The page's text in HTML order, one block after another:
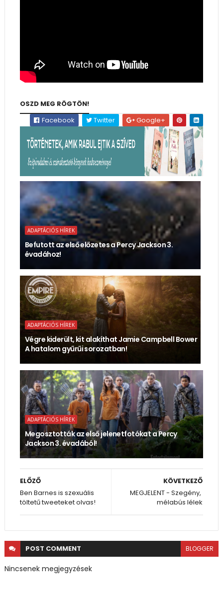
OSZD MEG RÖGTÖN!
Facebook
Twitter Google+
ADAPTÁCIÓS HÍREK
Befutott az első előzetes a Percy Jackson 3.
évadához!
ADAPTÁCIÓS HÍREK
Végre kiderült, kit alakíthat Jamie Campbell Bower
A hatalom gyűrűi sorozatban!
ADAPTÁCIÓS HÍREK
Megosztották az első jelenetfotókat a Percy
Jackson 3. évadából!
KÖVETKEZŐ
MEGJELENT - Szegény, ​
mélabús lélek
ELŐZŐ
Ben Barnes is szexuális
töltetű tweeteket olvas!
POST COMMENT BLOGGER
Nincsenek megjegyzések